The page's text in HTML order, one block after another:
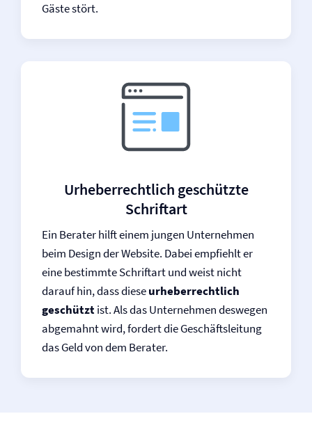
Gäste stört.
Urheberrechtlich geschützte
Schriftart
Ein Berater hilft einem jungen Unternehmen
beim Design der Website. Dabei empfiehlt er
eine bestimmte Schriftart und weist nicht
darauf hin, dass dieseurheberrechtlich
geschütztist. Als das Unternehmen deswegen
abgemahnt wird, fordert die Geschäftsleitung
das Geld von dem Berater.